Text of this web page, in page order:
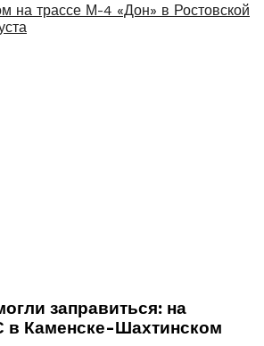
на трассе М-4 «Дон» в Ростовской
заправиться: на
в Каменске-Шахтинском